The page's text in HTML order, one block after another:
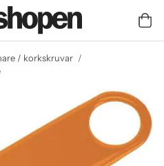
/ korkskruvar /